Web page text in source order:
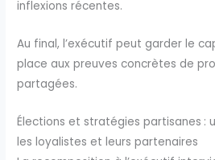
inflexions récentes.
Au final, l’exécutif peut garder le
place aux preuves concrètes de
partagées.
Élections et stratégies partisanes :
les loyalistes et leurs partenaires